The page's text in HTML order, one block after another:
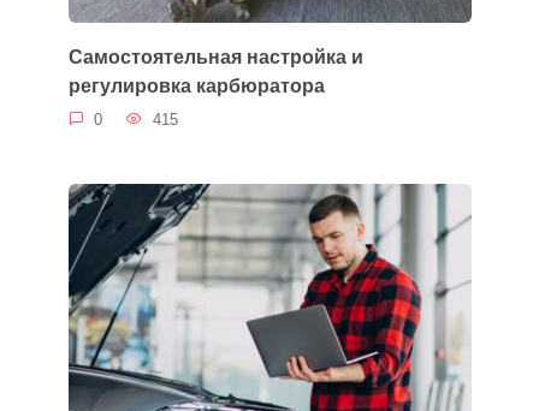
Самостоятельная настройка и
регулировка карбюратора
0 415